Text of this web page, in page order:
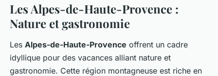
Les Alpes-de-Haute-Provence :
Nature et gastronomie
Les Alpes-de-Haute-Provence offrent un cadre
idyllique pour des vacances alliant nature et
gastronomie. Cette région montagneuse est riche en